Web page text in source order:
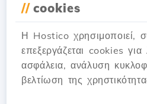
απαραίτητα βήματα για να
σε έναν διακομιστή χωρίς
κάνουμε κάποια αλλαγή
nameserver,
του λειτουργικού
// cookies
Η Hostico χρησιμοποιεί,
επεξεργάζεται cookies για
ασφάλεια, ανάλυση
βελτίωση της